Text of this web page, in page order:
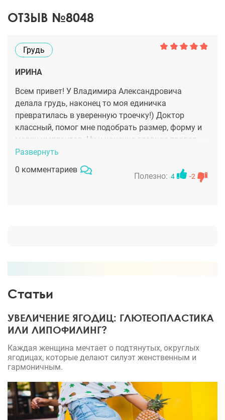
ОТЗЫВ №8048
Грудь
ИРИНА
Всем привет! У Владимира Александровича
делала грудь, наконец то моя единичка
превратилась в уверенную троечку!) Доктор
классный, помог мне подобрать размер, форму и
марку имплантов. Ну и конечно главное провел
удачную операцию) Всем советую хирурга
Развернуть
0 комментариев
Полезно: 4 -2
Статьи
УВЕЛИЧЕНИЕ ЯГОДИЦ: ГЛЮТЕОПЛАСТИКА
ИЛИ ЛИПОФИЛИНГ?
Каждая женщина мечтает о подтянутых, округлых
ягодицах, которые делают силуэт женственным и
гармоничным.